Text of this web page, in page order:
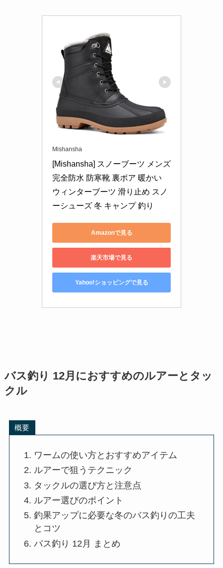
Mishansha
[Mishansha] スノーブーツ メンズ
完全防水 防寒靴 裏ボア 暖かい
ウィンターブーツ 滑り止め スノ
ーシューズ 冬 キャンプ 釣り
Amazonで見る
楽天市場で見る
Yahoo!ショッピングで見る
バス釣り 12月におすすめのルアーとタッ
クル
概要
ワームの使い方とおすすめアイテム
ルアーで狙うテクニック
タックルの選び方と注意点
ルアー選びのポイント
釣果アップに必要な冬のバス釣りの工夫
とコツ
バス釣り 12月 まとめ